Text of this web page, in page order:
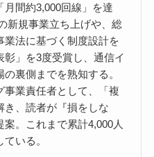
月間約3,000回線」を達
新規事業立ち上げや、総
業法に基づく制度設計を
」を3度受賞し、通信イ
裏側までを熟知する。
事業責任者として、「複
き、読者が『損をしな
。これまで累計4,000人
いる。